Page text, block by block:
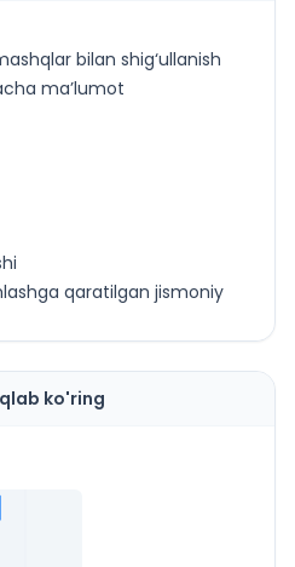
bilan shig‘ullanish
ma’lumot
qaratilgan jismoniy
ko'ring